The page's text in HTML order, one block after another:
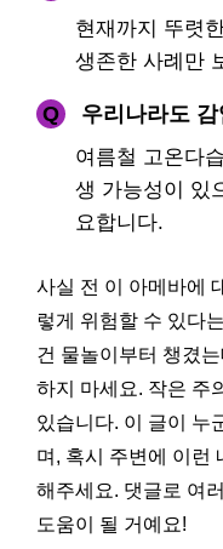
현재까지 뚜렷
생존한 사례만
Q 우리나라도
여름철 고온다
생 가능성이 있
요합니다.
사실 전 이 아메바에
렇게 위험할 수 있다
건 물놀이부터 챙겼
하지 마세요. 작은 주
있습니다. 이 글이 누
며, 혹시 주변에 이런
해주세요. 댓글로 여
도움이 될 거예요!